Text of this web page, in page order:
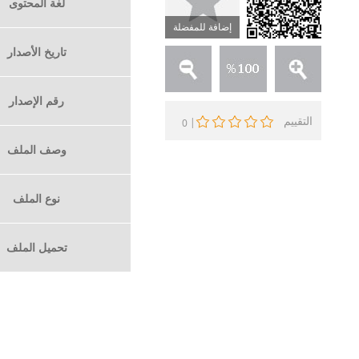
إضافة للمفضلة
التقييم |
0
تاريخ الأصدار
رقم الإصدار
وصف الملف
نوع الملف
تحميل الملف